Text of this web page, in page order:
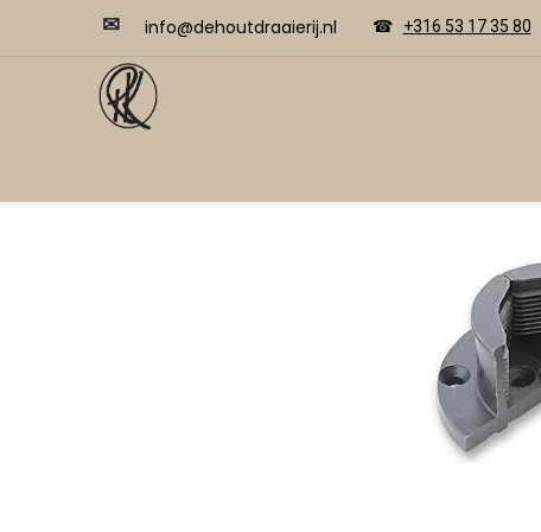
✉ ​​info@dehoutdraaierij.nl ☎ +316 53 17 35 80